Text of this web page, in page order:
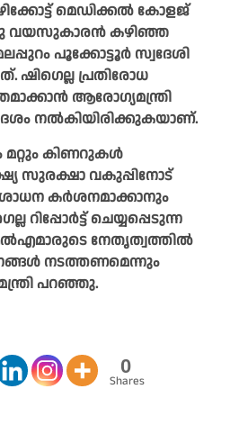
മെഡിക്കല്‍ കോളജ്
വയസുകാരന്‍ കഴിഞ്ഞ
പൂക്കോട്ടൂര്‍ സ്വദേശി
പ്രതിരോധ
ആരോഗ്യമന്ത്രി
നല്‍കിയിരിക്കുകയാണ്.
മറ്റും കിണറുകൾ
സുരക്ഷാ വകുപ്പിനോട്
കർശനമാക്കാനും
റിപ്പോർട്ട് ചെയ്യപ്പെടുന്ന
നേതൃത്വത്തിൽ
നടത്തണമെന്നും
മന്ത്രി പറഞ്ഞു.
0
Shares